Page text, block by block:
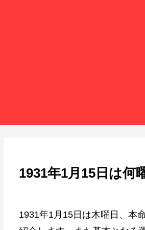
1931年1月15日は何
1931年1月15日は木曜日、本